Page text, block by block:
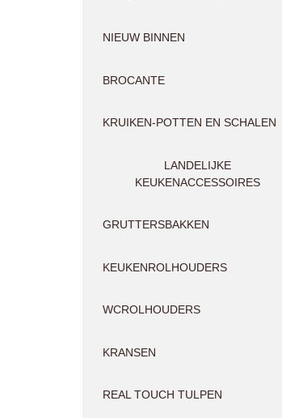
NIEUW BINNEN
BROCANTE
KRUIKEN-POTTEN EN SCHALEN
LANDELIJKE
KEUKENACCESSOIRES
GRUTTERSBAKKEN
KEUKENROLHOUDERS
WCROLHOUDERS
KRANSEN
REAL TOUCH TULPEN